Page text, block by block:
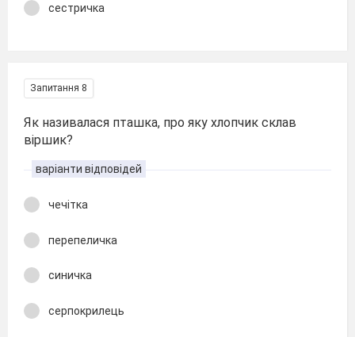
сестричка
Запитання 8
Як називалася пташка, про яку хлопчик склав
віршик?
варіанти відповідей
чечітка
перепеличка
синичка
серпокрилець